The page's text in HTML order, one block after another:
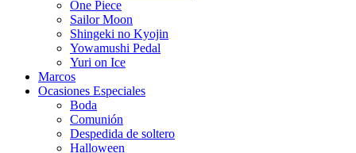
One Piece
Sailor Moon
Shingeki no Kyojin
Yowamushi Pedal
Yuri on Ice
Marcos
Ocasiones Especiales
Boda
Comunión
Despedida de soltero
Halloween